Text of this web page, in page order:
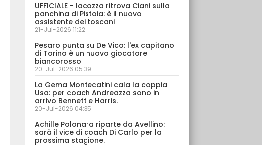
UFFICIALE - Iacozza ritrova Ciani sulla
panchina di Pistoia: è il nuovo
assistente dei toscani
21-Jul-2026 11:22
Pesaro punta su De Vico: l'ex capitano
di Torino è un nuovo giocatore
biancorosso
20-Jul-2026 05:39
La Gema Montecatini cala la coppia
Usa: per coach Andreazza sono in
arrivo Bennett e Harris.
20-Jul-2026 04:35
Achille Polonara riparte da Avellino:
sarà il vice di coach Di Carlo per la
prossima stagione.